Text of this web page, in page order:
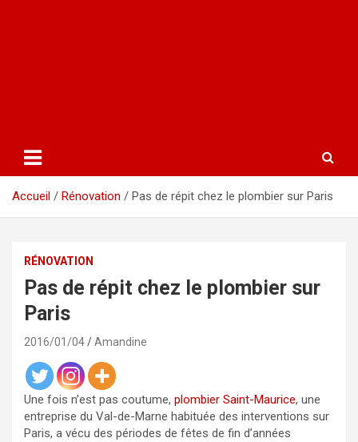
Accueil Rénovation Pas de répit chez le plombier sur Paris
RÉNOVATION
Pas de répit chez le plombier sur
Paris
2016/01/04 Amandine
Une fois n’est pas coutume, plombier Saint-Maurice, une
entreprise du Val-de-Marne habituée des interventions sur
Paris, a vécu des périodes de fêtes de fin d’années